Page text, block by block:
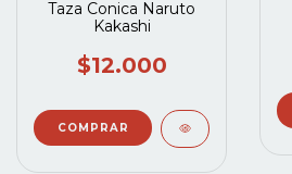
Taza Conica Naruto
Kakashi
$12.000